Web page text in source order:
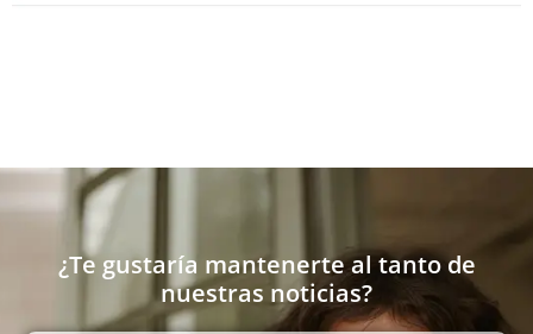
¿Te gustaría mantenerte al tanto de
nuestras noticias?